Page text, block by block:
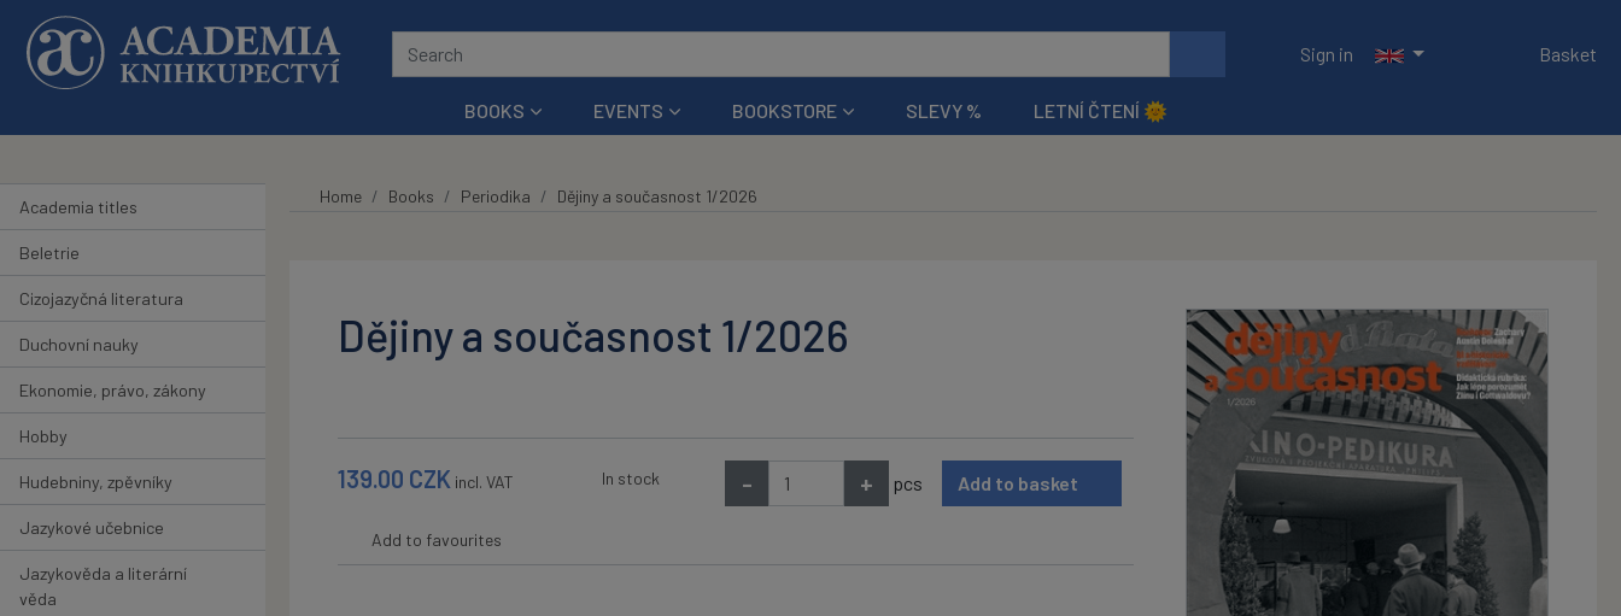
Skip to main content
Sign in
Basket
BOOKS EVENTS BOOKSTORE SLEVY % LETNÍ ČTENÍ 🌞
Academia titles
Beletrie
Cizojazyčná literatura
Duchovní nauky
Ekonomie, právo, zákony
Hobby
Hudebniny, zpěvníky
Jazykové učebnice
Jazykověda a literární
věda
Home Books Periodika Dějiny a současnost 1/2026
Dějiny a současnost 1/2026
139.00 CZK incl. VAT In stock - + pcs Add to basket
Add to favourites